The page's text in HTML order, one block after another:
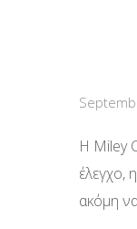
Η Miley
έλεγχο,
ακόμη